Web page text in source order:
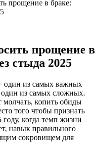
прощение в
стыда 2025
один из самых важных
из самых сложных.
копить обиды
того чтобы признать
когда темп жизни
навык правильного
сокровищем для